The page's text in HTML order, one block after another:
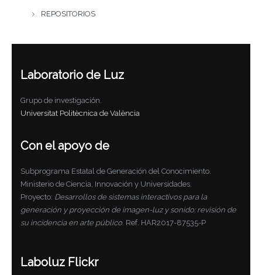
REPOSITORIOS
Laboratorio de Luz
Grupo de investigación.
Universitat Politècnica de València
Con el apoyo de
Subprograma Estatal de Generación del Conocimiento.
Ministerio de Ciencia, Innovación y Universidades.
Proyecto: Desarrollos de sistemas interactivos para la
generación y proyección de imagen-luz y sonido: revisión de
su incidencia en arte público. Ref. HAR2017-87535-P
Laboluz Flickr